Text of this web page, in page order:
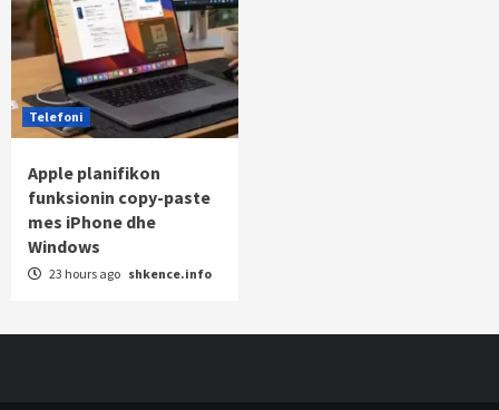
Telefoni
Apple planifikon
funksionin copy-paste
mes iPhone dhe
Windows
23 hours ago shkence.info